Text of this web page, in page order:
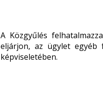
A Közgyűlés
eljárjon, az ügylet egyéb
képviseletében.